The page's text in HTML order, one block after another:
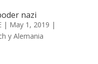
nazi
| May 1, 2019 |
y Alemania